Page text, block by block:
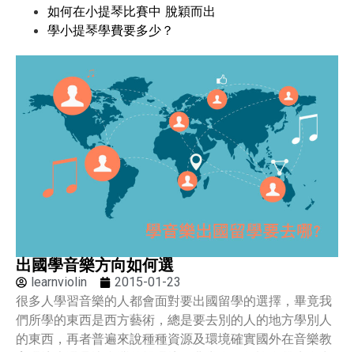
如何在小提琴比賽中 脫穎而出
學小提琴學費要多少？
出國學音樂方向如何選
learnviolin
2015-01-23
很多人學習音樂的人都會面對要出國留學的選擇，畢竟我
們所學的東西是西方藝術，總是要去別的人的地方學別人
的東西，再者普遍來說種種資源及環境確實國外在音樂教